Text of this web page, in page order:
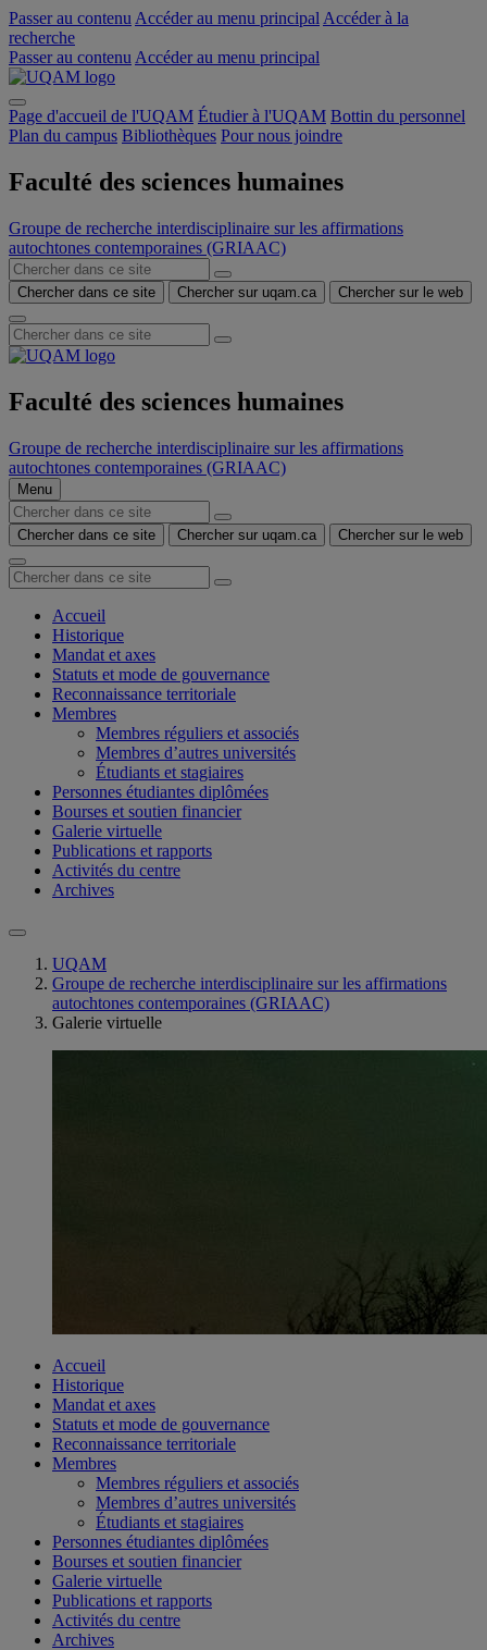
Passer au contenu Accéder au menu principal Accéder à la
recherche
Passer au contenu Accéder au menu principal
Page d'accueil de l'UQAM Étudier à l'UQAM Bottin du personnel
Plan du campus Bibliothèques Pour nous joindre
Faculté des sciences humaines
Groupe de recherche interdisciplinaire sur les affirmations
autochtones contemporaines (GRIAAC)
Chercher dans ce site Chercher sur uqam.ca Chercher sur le web
Faculté des sciences humaines
Groupe de recherche interdisciplinaire sur les affirmations
autochtones contemporaines (GRIAAC)
Menu
Chercher dans ce site Chercher sur uqam.ca Chercher sur le web
Accueil
Historique
Mandat et axes
Statuts et mode de gouvernance
Reconnaissance territoriale
Membres
Membres réguliers et associés
Membres d’autres universités
Étudiants et stagiaires
Personnes étudiantes diplômées
Bourses et soutien financier
Galerie virtuelle
Publications et rapports
Activités du centre
Archives
UQAM
Groupe de recherche interdisciplinaire sur les affirmations
autochtones contemporaines (GRIAAC)
Galerie virtuelle
Accueil
Historique
Mandat et axes
Statuts et mode de gouvernance
Reconnaissance territoriale
Membres
Membres réguliers et associés
Membres d’autres universités
Étudiants et stagiaires
Personnes étudiantes diplômées
Bourses et soutien financier
Galerie virtuelle
Publications et rapports
Activités du centre
Archives